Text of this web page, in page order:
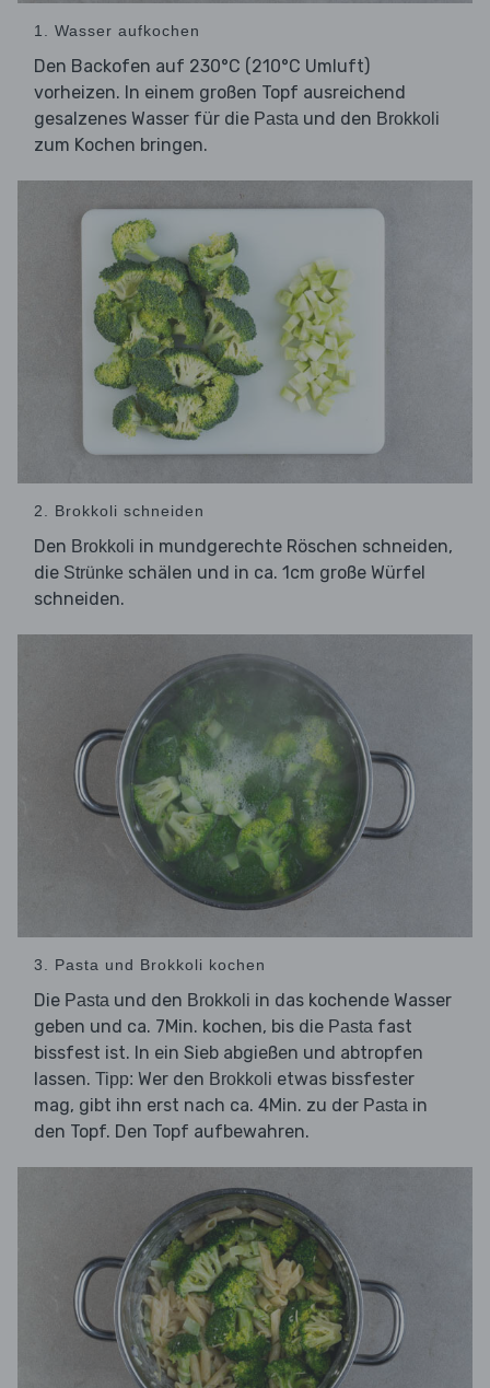
1. Wasser aufkochen
Den Backofen auf 230°C (210°C Umluft)
vorheizen. In einem großen Topf ausreichend
gesalzenes Wasser für die Pasta und den Brokkoli
zum Kochen bringen.
2. Brokkoli schneiden
Den Brokkoli in mundgerechte Röschen schneiden,
die Strünke schälen und in ca. 1cm große Würfel
schneiden.
3. Pasta und Brokkoli kochen
Die Pasta und den Brokkoli in das kochende Wasser
geben und ca. 7Min. kochen, bis die Pasta fast
bissfest ist. In ein Sieb abgießen und abtropfen
lassen. Tipp: Wer den Brokkoli etwas bissfester
mag, gibt ihn erst nach ca. 4Min. zu der Pasta in
den Topf. Den Topf aufbewahren.